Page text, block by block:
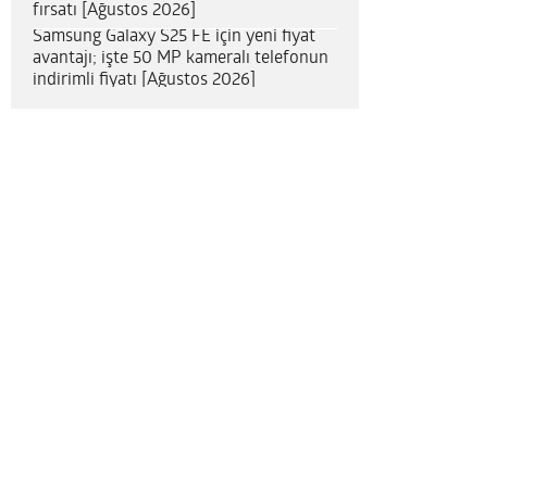
fırsatı [Ağustos 2026]
Samsung Galaxy S25 FE için yeni fiyat
avantajı; işte 50 MP kameralı telefonun
indirimli fiyatı [Ağustos 2026]